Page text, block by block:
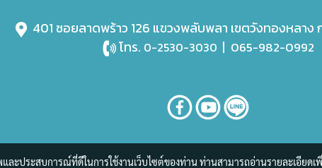
401 ซอยลาดพร้าว 126 แขวงพลับพลา เขตวังทองหลาง
โทร. 0-2530-3030 | 065-982-0992
ละประสบการณ์ที่ดีในการใช้งานเว็บไซต์ของท่าน ท่านสามารถอ่านรายละเอียดเ